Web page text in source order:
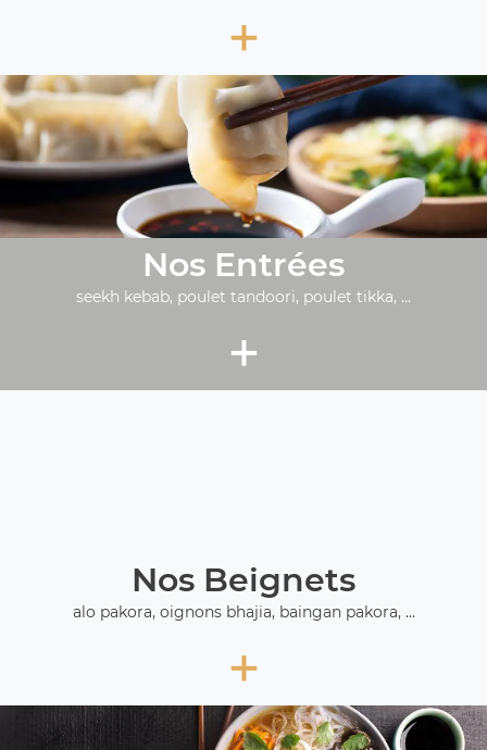
+
Nos Entrées
seekh kebab, poulet tandoori, poulet tikka, ...
+
Nos Beignets
alo pakora, oignons bhajia, baingan pakora, ...
+